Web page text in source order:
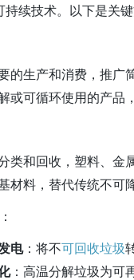
续技术。以下是关键
的生产和消费，推广
或可循环使用的产品
类和回收，塑料、金
材料，替代传统不可
：
电：将不可回收垃圾
：高温分解垃圾为可